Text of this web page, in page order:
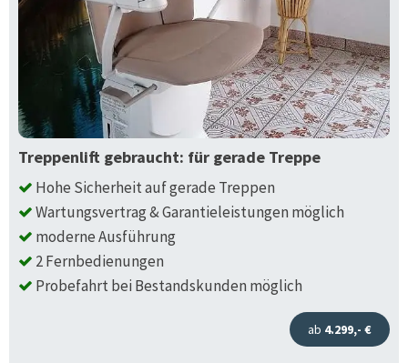
Treppenlift gebraucht: für gerade Treppe
Hohe Sicherheit auf gerade Treppen
Wartungsvertrag & Garantieleistungen möglich
moderne Ausführung
2 Fernbedienungen
Probefahrt bei Bestandskunden möglich
ab 4.299,- €